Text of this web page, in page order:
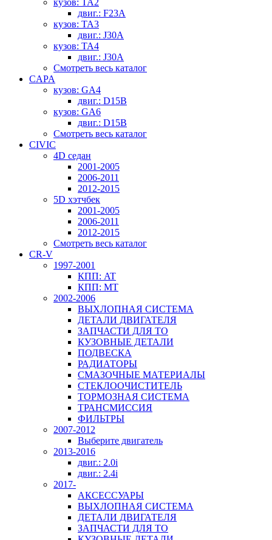
кузов: TA2
двиг.: F23A
кузов: TA3
двиг.: J30A
кузов: TA4
двиг.: J30A
Смотреть весь каталог
CAPA
кузов: GA4
двиг.: D15B
кузов: GA6
двиг.: D15B
Смотреть весь каталог
CIVIC
4D седан
2001-2005
2006-2011
2012-2015
5D хэтчбек
2001-2005
2006-2011
2012-2015
Смотреть весь каталог
CR-V
1997-2001
КПП: AT
КПП: MT
2002-2006
ВЫХЛОПНАЯ СИСТЕМА
ДЕТАЛИ ДВИГАТЕЛЯ
ЗАПЧАСТИ ДЛЯ ТО
КУЗОВНЫЕ ДЕТАЛИ
ПОДВЕСКА
РАДИАТОРЫ
СМАЗОЧНЫЕ МАТЕРИАЛЫ
СТЕКЛООЧИСТИТЕЛЬ
ТОРМОЗНАЯ СИСТЕМА
ТРАНСМИССИЯ
ФИЛЬТРЫ
2007-2012
Выберите двигатель
2013-2016
двиг.: 2.0i
двиг.: 2.4i
2017-
АКСЕССУАРЫ
ВЫХЛОПНАЯ СИСТЕМА
ДЕТАЛИ ДВИГАТЕЛЯ
ЗАПЧАСТИ ДЛЯ ТО